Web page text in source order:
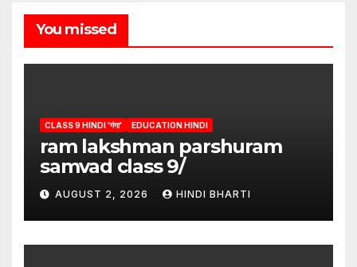
You missed
CLASS 9 HINDI 'गंगा' EDUCATION HINDI
ram lakshman parshuram
samvad class 9/
AUGUST 2, 2026 HINDI BHARTI